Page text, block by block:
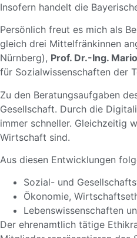
Insofern handelt die
Persönlich freut es mich als
gleich drei Mittelfränkinnen
Nürnberg), Prof. Dr.-Ing.
für Sozialwissenschaften der
Zu den Beratungsaufgaben
Gesellschaft. Durch die
immer schneller. Gleichzeitig
Wirtschaft sind.
Aus diesen Entwicklungen
Sozial- und
Ökonomie,
Lebenswissenschaften
Der ehrenamtlich tätige